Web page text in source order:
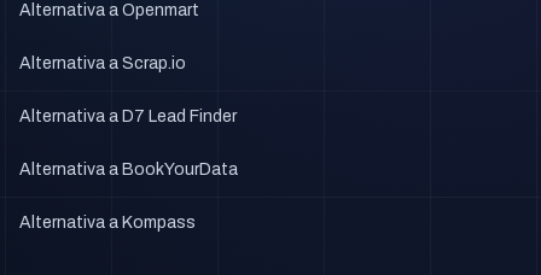
Alternativa a Openmart
Alternativa a Scrap.io
Alternativa a D7 Lead Finder
Alternativa a BookYourData
Alternativa a Kompass